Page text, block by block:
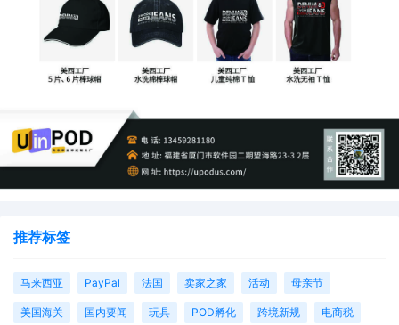
推荐标签
马来西亚 PayPal 法国 卖家之家 活动 母亲节
美国海关 国内要闻 玩具 POD孵化 跨境新规 电商税